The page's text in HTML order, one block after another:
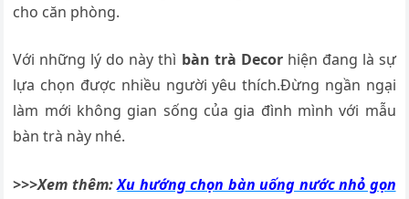
cho căn phòng.
Với những lý do này thì bàn trà Decor hiện đang là sự
lựa chọn được nhiều người yêu thích.Đừng ngần ngại
làm mới không gian sống của gia đình mình với mẫu
bàn trà này nhé.
>>>Xem thêm:Xu hướng chọn bàn uống nước nhỏ gọn